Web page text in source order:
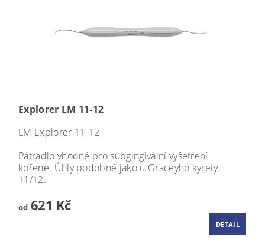
Explorer LM 11-12
LM Explorer 11-12
Pátradlo vhodné pro subgingivální vyšetření
kořene. Úhly podobné jako u Graceyho kyrety
11/12.
od621 Kč
DETAIL